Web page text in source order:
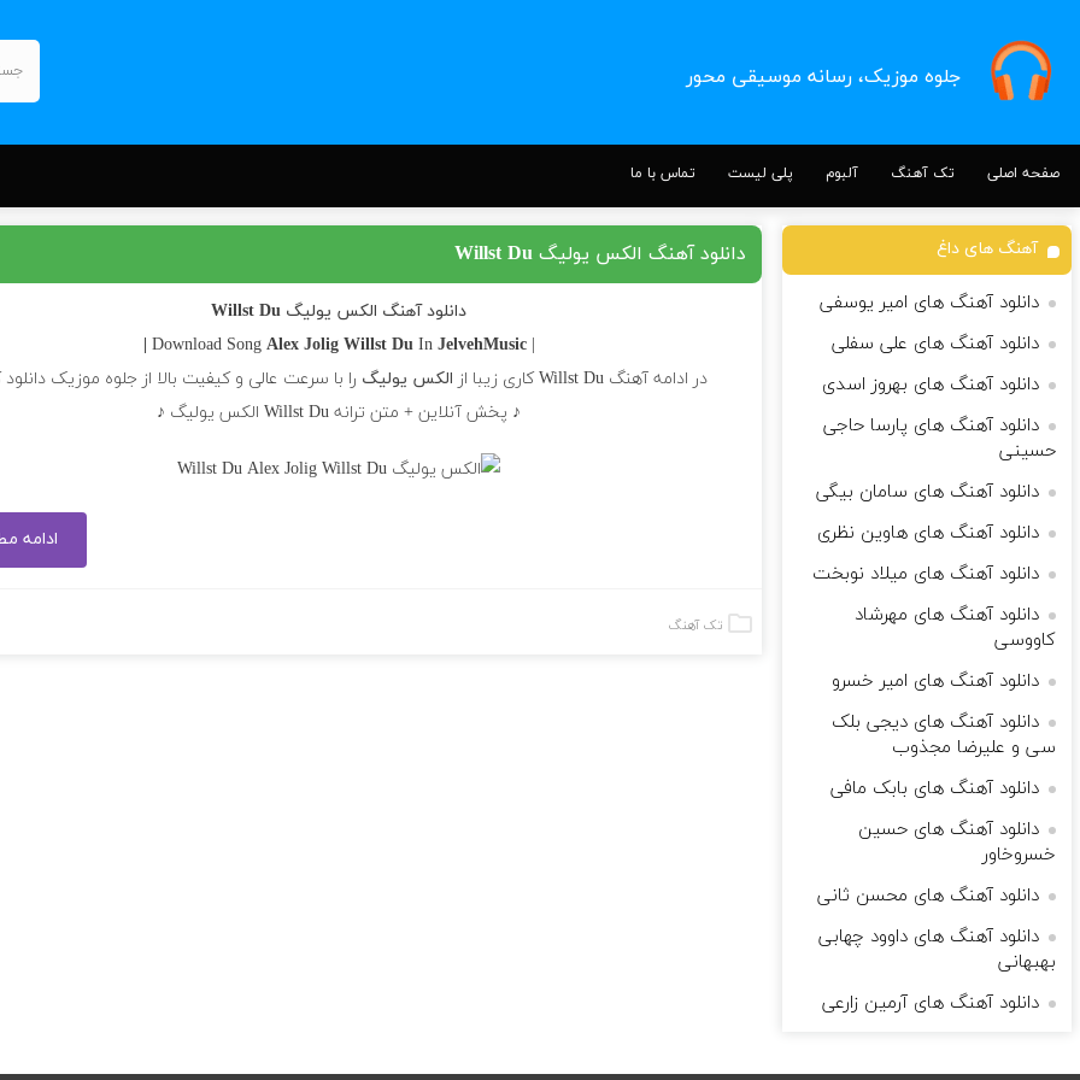
جلوه موزیک، رسانه موسیقی محور
صفحه اصلی تک آهنگ آلبوم پلی لیست تماس با ما
دانلود آهنگ الکس یولیگ Willst Du
دانلود آهنگ الکس یولیگ Willst Du
| Download Song
Alex Jolig Willst DuIn JelvehMusic |
در ادامه آهنگ Willst Du کاری زیبا از
الکس یولیگ را با سرعت عالی و کیفیت بالا از جلوه موزیک دانلود
♪ پخش آنلاین + متن ترانه Willst Du الکس یولیگ ♪
ادامه
تک آهنگ
آهنگ های داغ
دانلود آهنگ های امیر یوسفی
دانلود آهنگ های علی سفلی
دانلود آهنگ های بهروز اسدی
دانلود آهنگ های پارسا حاجی
حسینی
دانلود آهنگ های سامان بیگی
دانلود آهنگ های هاوین نظری
دانلود آهنگ های میلاد نوبخت
دانلود آهنگ های مهرشاد
کاووسی
دانلود آهنگ های امیر خسرو
دانلود آهنگ های دیجی بلک
سی و علیرضا مجذوب
دانلود آهنگ های بابک مافی
دانلود آهنگ های حسین
خسروخاور
دانلود آهنگ های محسن ثانی
دانلود آهنگ های داوود چهابی
بهبهانی
دانلود آهنگ های آرمین زارعی